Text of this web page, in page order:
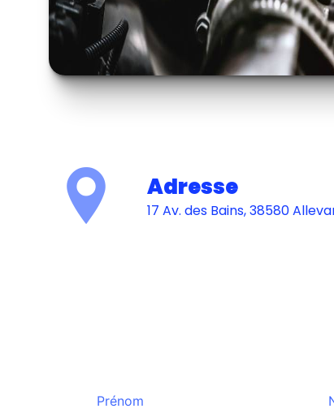
Adresse
17 Av. des Bains, 38580